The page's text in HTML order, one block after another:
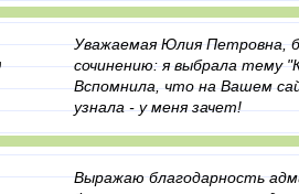
Уважаемая Юлия Петровна,
сочинению: я выбрала тему
Вспомнила, что на Вашем
узнала - у меня зачет!
Выражаю благодарность